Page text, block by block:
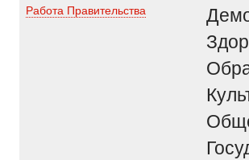
Работа Правительства